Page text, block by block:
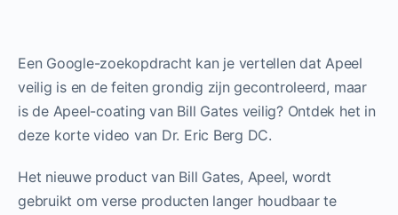
Een Google-zoekopdracht kan je vertellen dat Apeel
veilig is en de feiten grondig zijn gecontroleerd, maar
is de Apeel-coating van Bill Gates veilig? Ontdek het in
deze korte video van Dr. Eric Berg DC.
Het nieuwe product van Bill Gates, Apeel, wordt
gebruikt om verse producten langer houdbaar te